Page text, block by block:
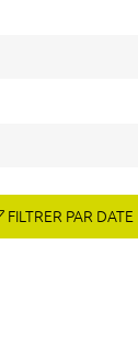
FILTRER PAR DATE